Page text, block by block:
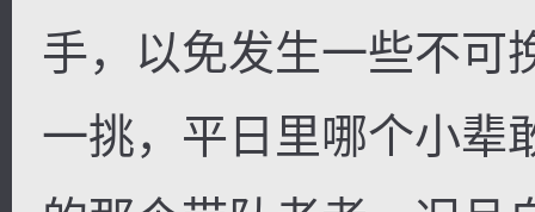
手，以免发生一些不可
一挑，平日里哪个小辈